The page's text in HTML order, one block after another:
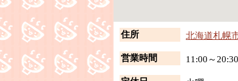
住所 北海道札幌
営業時間 11:00～20:30